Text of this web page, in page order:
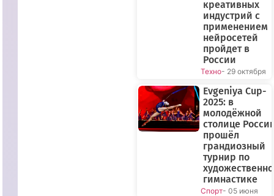
ПРЯМОЙ
ЭФИР
креативных
индустрий с
применением
нейросетей
пройдет в
России
Техно- 29 октября
Evgeniya Cup-
2025: в
молодёжной
столице
прошёл
грандиозный
турнир по
гимнастике
Спорт- 05 июня